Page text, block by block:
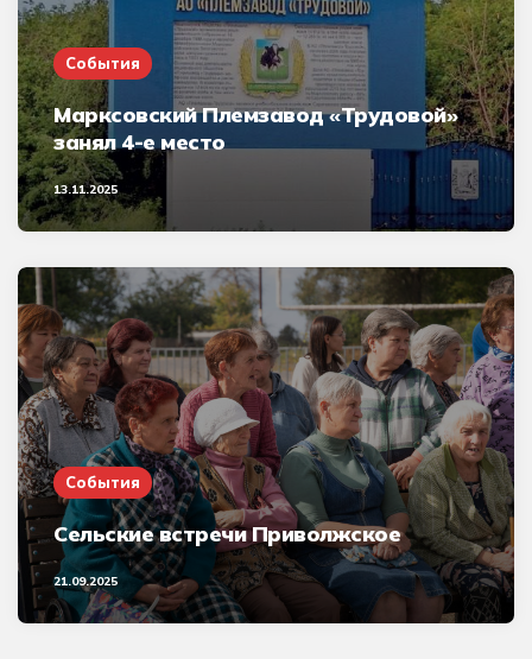
События
Марксовский Племзавод «Трудовой»
занял 4-е место
13.11.2025
События
Сельские встречи Приволжское
21.09.2025